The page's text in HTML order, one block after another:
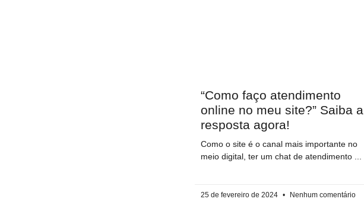
“Como faço atendimento
online no meu site?” Saiba a
resposta agora!
Como o site é o canal mais importante no
meio digital, ter um chat de atendimento
25 de fevereiro de 2024 Nenhum comentário